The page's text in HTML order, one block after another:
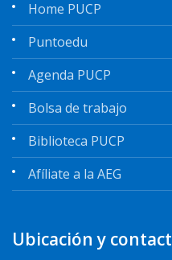
Home PUCP
Puntoedu
Agenda PUCP
Bolsa de trabajo
Biblioteca PUCP
Afíliate a la AEG
Ubicación y